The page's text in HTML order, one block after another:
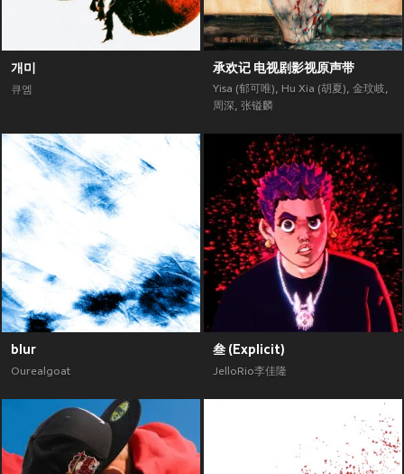
개미
큐엠
承欢记 电视剧影视原声带
Yisa (郁可唯), Hu Xia (胡夏), 金玟岐,
周深, 张镒麟
blur
Ourealgoat
叁 (Explicit)
JelloRio李佳隆